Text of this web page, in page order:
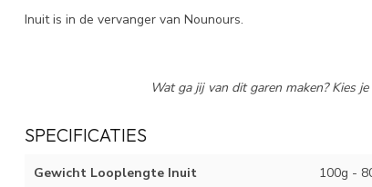
Inuit is in de vervanger van Nounours.
Wat ga jij van dit garen maken? Kies
SPECIFICATIES
Gewicht Looplengte Inuit 100g -